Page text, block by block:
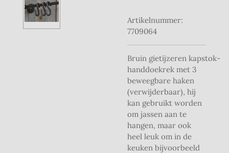
Artikelnummer:
7709064
Bruin gietijzeren kapstok-
handdoekrek met 3
beweegbare haken
(verwijderbaar), hij
kan gebruikt worden
om jassen aan te
hangen, maar ook
heel leuk om in de
keuken bijvoorbeeld